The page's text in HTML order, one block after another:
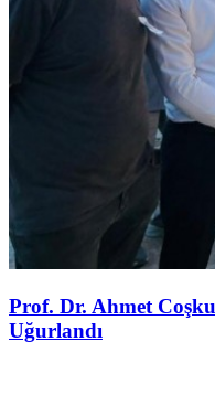
Prof. Dr. Ahmet
Uğurlandı